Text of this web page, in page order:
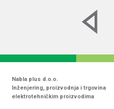
Nabla plus d.o.o.
Inženjering, proizvodnja i trgovina
elektrotehničkim proizvodima